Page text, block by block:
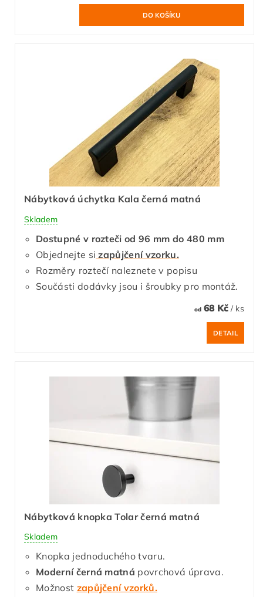
Nábytková úchytka Kala černá matná
Skladem
Dostupné v rozteči od 96 mm do 480 mm
Objednejte si zapůjčení vzorku.
Rozměry roztečí naleznete v popisu
Součásti dodávky jsou i šroubky pro montáž.
od68 Kč / ks
DETAIL
Nábytková knopka Tolar černá matná
Skladem
Knopka jednoduchého tvaru.
Moderní černá matná povrchová úprava.
Možnost zapůjčení vzorků.